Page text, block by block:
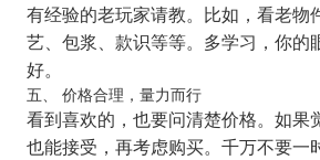
有经验的老玩家请教。比如，看老物
艺、包浆、款识等等。多学习，你的
好。
五、 价格合理，量力而行
看到喜欢的，也要问清楚价格。如果
也能接受，再考虑购买。千万不要一